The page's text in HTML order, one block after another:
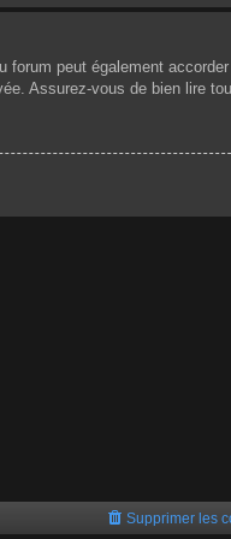
forum peut également
Assurez-vous de bien lire
Supprimer les